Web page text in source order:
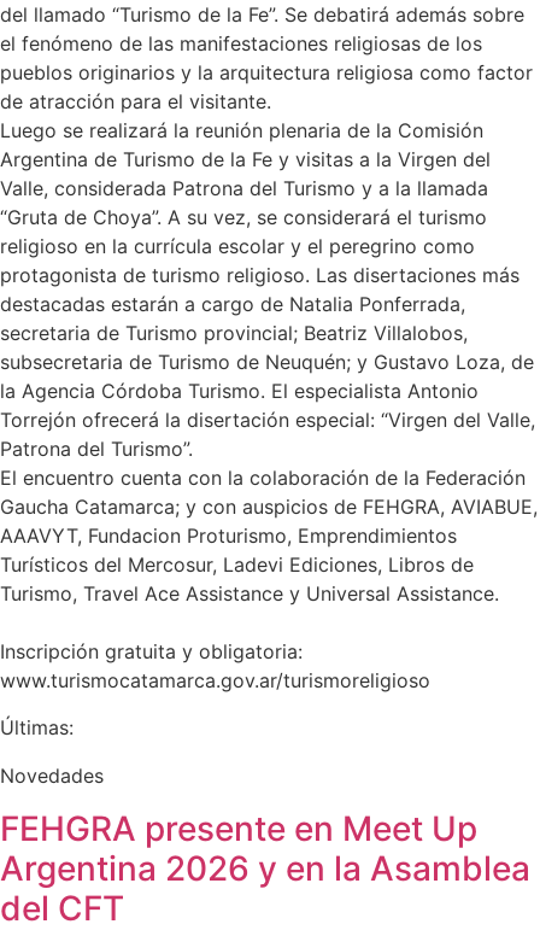
del llamado “Turismo de la Fe”. Se debatirá además sobre
el fenómeno de las manifestaciones religiosas de los
pueblos originarios y la arquitectura religiosa como factor
de atracción para el visitante.
Luego se realizará la reunión plenaria de la Comisión
Argentina de Turismo de la Fe y visitas a la Virgen del
Valle, considerada Patrona del Turismo y a la llamada
“Gruta de Choya”. A su vez, se considerará el turismo
religioso en la currícula escolar y el peregrino como
protagonista de turismo religioso. Las disertaciones más
destacadas estarán a cargo de Natalia Ponferrada,
secretaria de Turismo provincial; Beatriz Villalobos,
subsecretaria de Turismo de Neuquén; y Gustavo Loza, de
la Agencia Córdoba Turismo. El especialista Antonio
Torrejón ofrecerá la disertación especial: “Virgen del Valle,
Patrona del Turismo”.
El encuentro cuenta con la colaboración de la Federación
Gaucha Catamarca; y con auspicios de FEHGRA, AVIABUE,
AAAVYT, Fundacion Proturismo, Emprendimientos
Turísticos del Mercosur, Ladevi Ediciones, Libros de
Turismo, Travel Ace Assistance y Universal Assistance.
Inscripción gratuita y obligatoria:
www.turismocatamarca.gov.ar/turismoreligioso
Últimas:
Novedades
FEHGRA presente en Meet Up
Argentina 2026 y en la Asamblea
del CFT